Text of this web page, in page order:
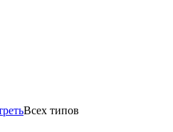
Всех типов